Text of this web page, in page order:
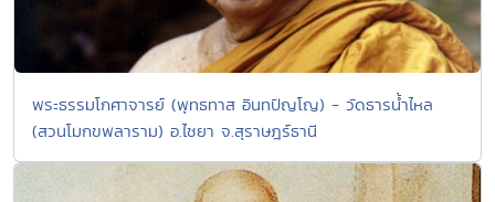
พระธรรมโกศาจารย์ (พุทธทาส อินทปัญโญ) - วัดธารน้ำไหล
(สวนโมกขพลาราม) อ.ไชยา จ.สุราษฎร์ธานี